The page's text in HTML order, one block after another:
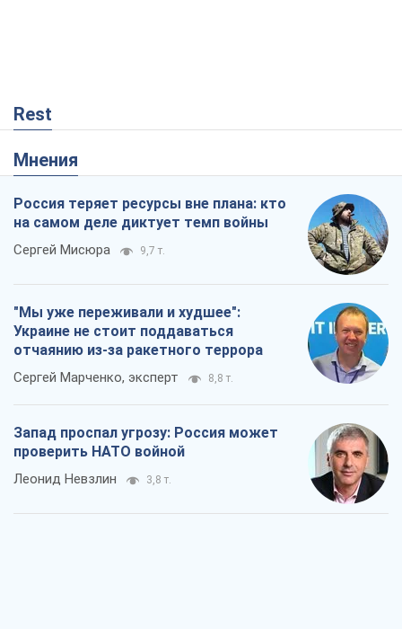
Rest
Мнения
Россия теряет ресурсы вне плана: кто
на самом деле диктует темп войны
Сергей Мисюра 9,7 т.
"Мы уже переживали и худшее":
Украине не стоит поддаваться
отчаянию из-за ракетного террора
Сергей Марченко, эксперт 8,8 т.
Запад проспал угрозу: Россия может
проверить НАТО войной
Леонид Невзлин 3,8 т.